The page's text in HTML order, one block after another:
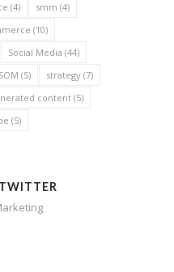
(4) smm (4)
(10)
Social Media (44)
SOM (5) strategy (7)
content(5)
(5)